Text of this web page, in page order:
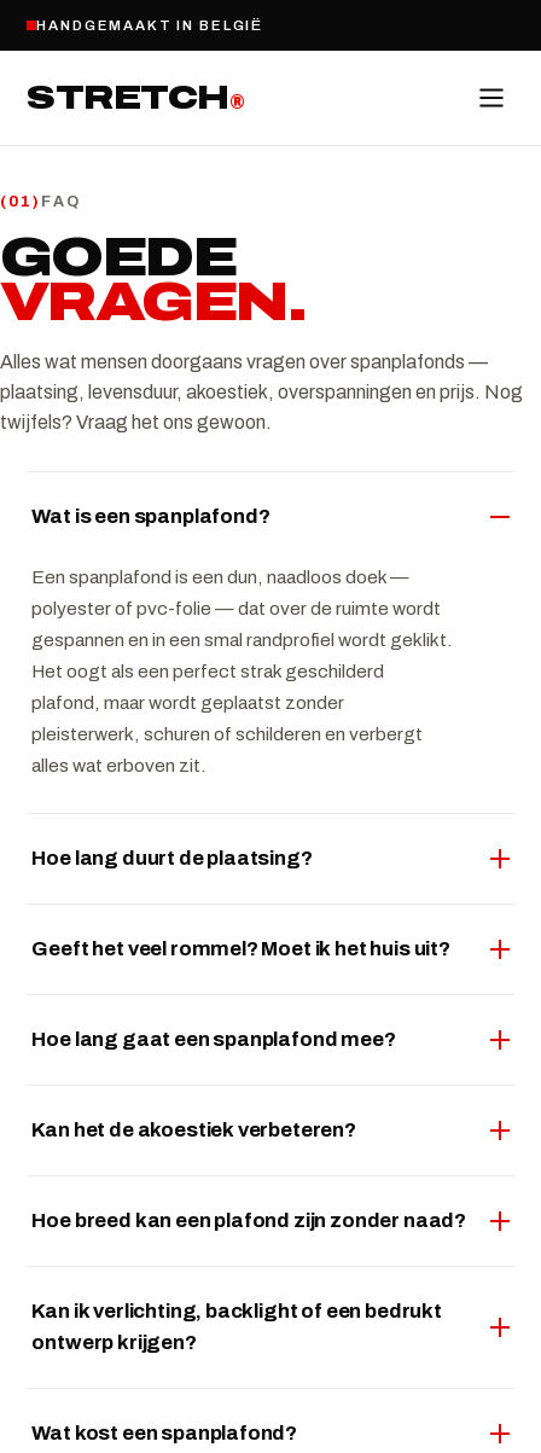
HANDGEMAAKT IN BELGIË
STRETCH®
( 01) FAQ
GOEDE
VRAGEN.
Alles wat mensen doorgaans vragen over spanplafonds —
plaatsing, levensduur, akoestiek, overspanningen en prijs. Nog
twijfels? Vraag het ons gewoon.
Wat is een spanplafond?
Een spanplafond is een dun, naadloos doek —
polyester of pvc-folie — dat over de ruimte wordt
gespannen en in een smal randprofiel wordt geklikt.
Het oogt als een perfect strak geschilderd
plafond, maar wordt geplaatst zonder
pleisterwerk, schuren of schilderen en verbergt
alles wat erboven zit.
Hoe lang duurt de plaatsing?
Geeft het veel rommel? Moet ik het huis uit?
Hoe lang gaat een spanplafond mee?
Kan het de akoestiek verbeteren?
Hoe breed kan een plafond zijn zonder naad?
Kan ik verlichting, backlight of een bedrukt
ontwerp krijgen?
Wat kost een spanplafond?